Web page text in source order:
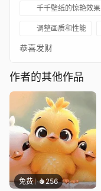
千千壁纸的惊艳效果
调整画质和性能
恭喜发财
作者的其他作品
免费 256